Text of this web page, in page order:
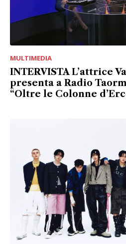
MULTIMEDIA
INTERVISTA L’attrice
presenta a Radio
“Oltre le Colonne